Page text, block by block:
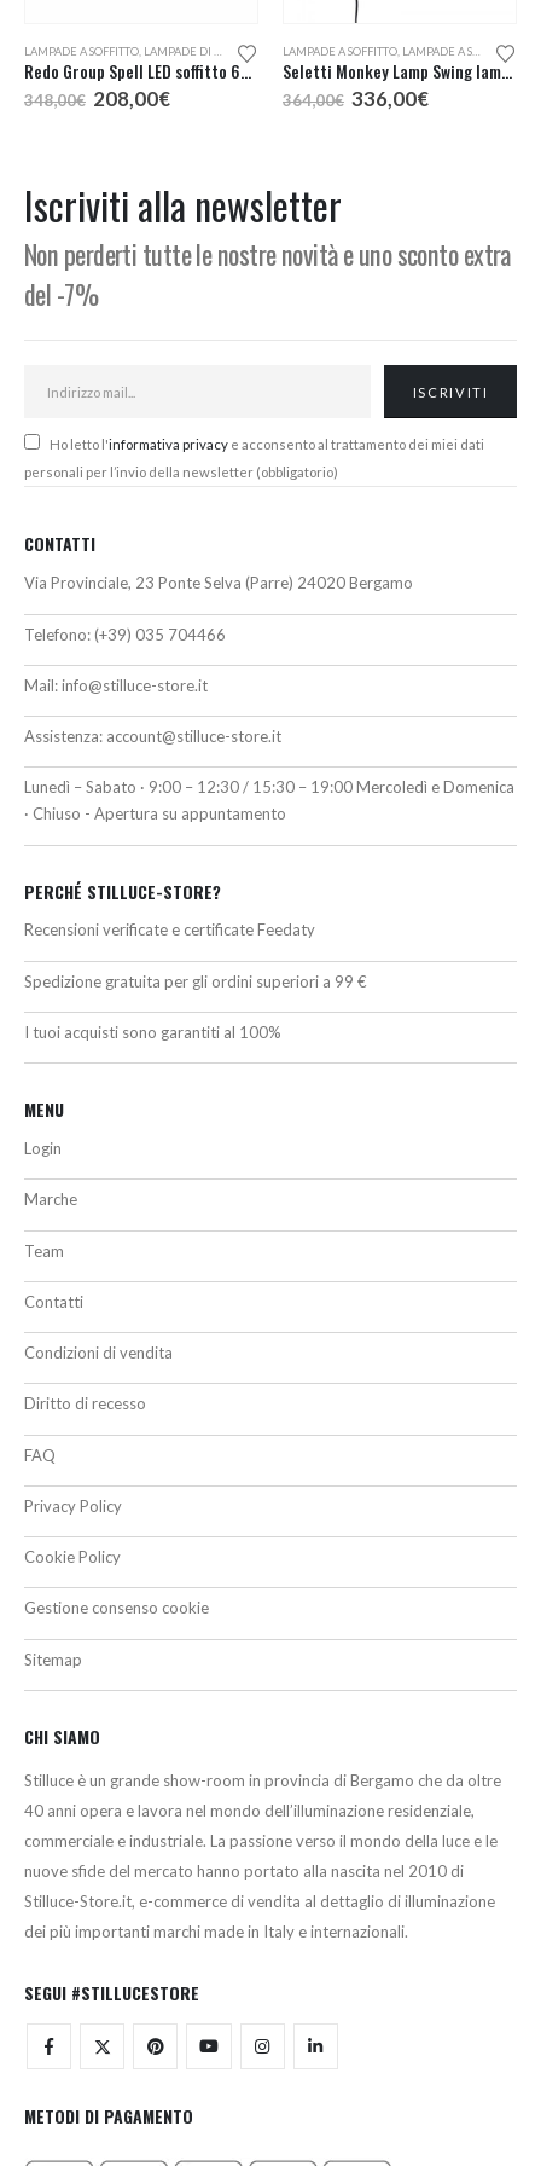
LAMPADE A SOFFITTO LAMPADE DI DESIGN A KM0
Redo Group Spell LED soffitto 66 due luci
348,00€ Il
prezzo
208,00€Il
LAMPADE A SOFFITTO LAMPADE A SOSPENSIONE
Seletti Monkey Lamp Swing lampada a sospensione da esterno
364,00€ Il
prezzo
336,00€Il
Iscriviti alla newsletter
Non perderti tutte le nostre novità e uno sconto extra
del -7%
Ho letto l'informativa privacy e acconsento al trattamento dei miei dati
personali per l’invio della newsletter (obbligatorio)
CONTATTI
Via Provinciale, 23 Ponte Selva (Parre) 24020 Bergamo
Telefono: (+39) 035 704466
Mail:info@stilluce-store.it
Assistenza: account@stilluce-store.it
Lunedì – Sabato · 9:00 – 12:30 / 15:30 – 19:00 Mercoledì e Domenica
· Chiuso - Apertura su appuntamento
PERCHÉ STILLUCE-STORE?
Recensioni verificate e certificate Feedaty
Spedizione gratuita per gli ordini superiori a 99 €
I tuoi acquisti sono garantiti al 100%
MENU
Login
Marche
Team
Contatti
Condizioni di vendita
Diritto di recesso
FAQ
Privacy Policy
Cookie Policy
Gestione consenso cookie
Sitemap
CHI SIAMO
Stilluce è un grande show-room in provincia di Bergamo che da oltre
40 anni opera e lavora nel mondo dell’illuminazione residenziale,
commerciale e industriale. La passione verso il mondo della luce e le
nuove sfide del mercato hanno portato alla nascita nel 2010 di
Stilluce-Store.it, e-commerce di vendita al dettaglio di illuminazione
dei più importanti marchi made in Italy e internazionali.
SEGUI #STILLUCESTORE
METODI DI PAGAMENTO